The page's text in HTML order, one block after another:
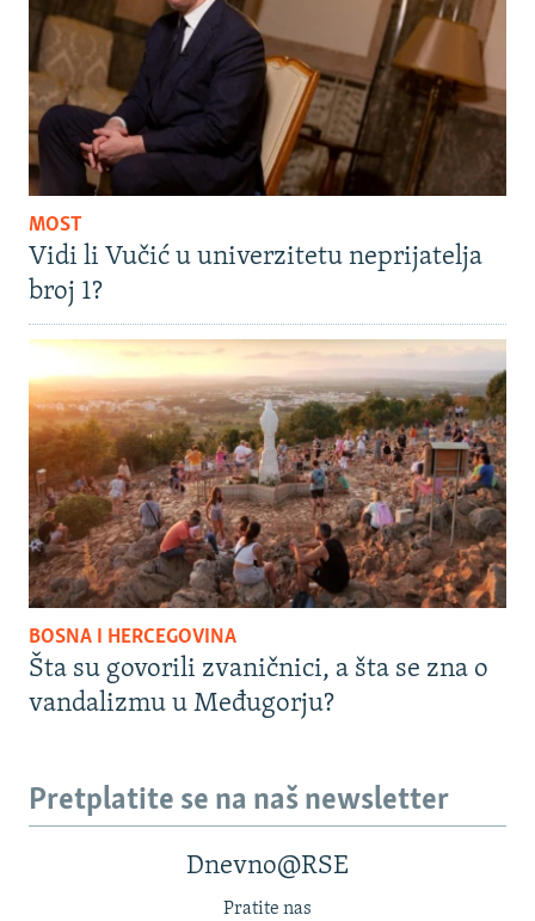
MOST
Vidi li Vučić u univerzitetu neprijatelja
broj 1?
BOSNA I HERCEGOVINA
Šta su govorili zvaničnici, a šta se zna o
vandalizmu u Međugorju?
Pretplatite se na naš newsletter
Dnevno@RSE
Pratite nas